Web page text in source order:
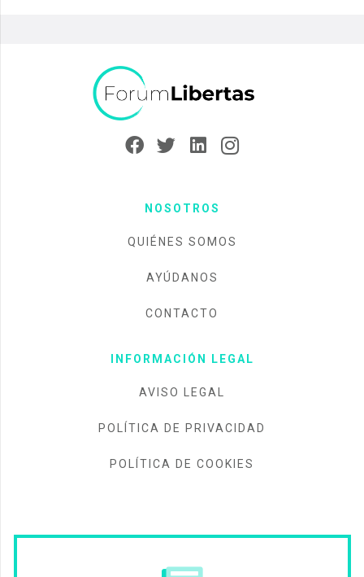
NOSOTROS
QUIÉNES SOMOS
AYÚDANOS
CONTACTO
INFORMACIÓN LEGAL
AVISO LEGAL
POLÍTICA DE PRIVACIDAD
POLÍTICA DE COOKIES